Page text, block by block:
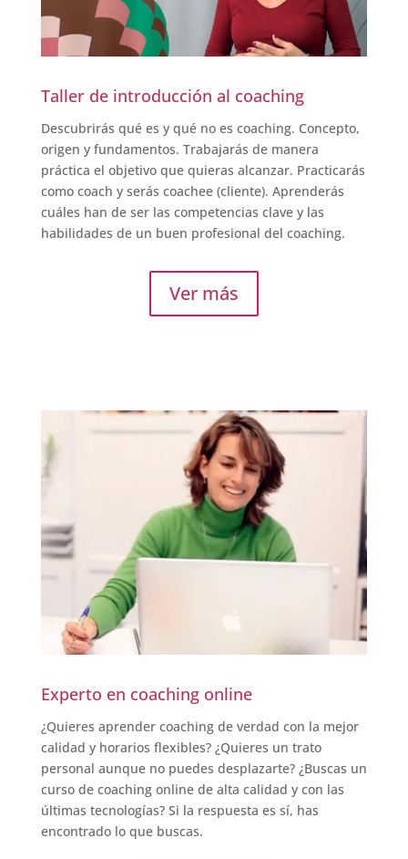
Taller de introducción al coaching
Descubrirás qué es y qué no es coaching. Concepto,
origen y fundamentos. Trabajarás de manera
práctica el objetivo que quieras alcanzar. Practicarás
como coach y serás coachee (cliente). Aprenderás
cuáles han de ser las competencias clave y las
habilidades de un buen profesional del coaching.
Ver más
Experto en coaching online
¿Quieres aprender coaching de verdad con la mejor
calidad y horarios flexibles? ¿Quieres un trato
personal aunque no puedes desplazarte? ¿Buscas un
curso de coaching online de alta calidad y con las
últimas tecnologías? Si la respuesta es sí, has
encontrado lo que buscas.